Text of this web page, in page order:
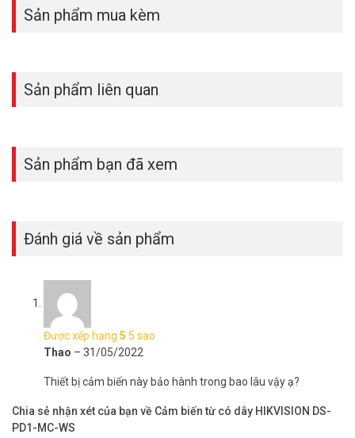
Sản phẩm mua kèm
Sản phẩm liên quan
Sản phẩm bạn đã xem
Đánh giá về sản phẩm
Được xếp hạng 5 5 sao
Thao – 31/05/2022
Thiết bị cảm biến này bảo hành trong bao lâu vậy ạ?
Chia sẻ nhận xét của bạn về Cảm biến từ có dây HIKVISION DS-
PD1-MC-WS